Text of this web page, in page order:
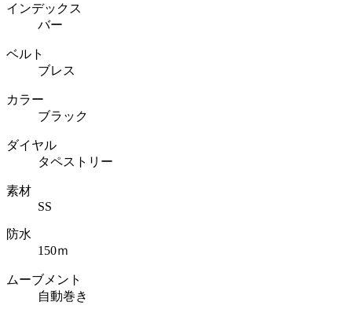
インデックス
バー
ベルト
ブレス
カラー
ブラック
ダイヤル
タペストリー
素材
SS
防水
150ｍ
ムーブメント
自動巻き